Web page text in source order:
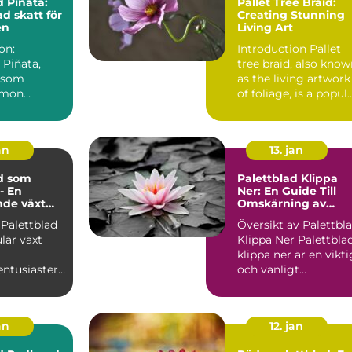
skatt för
en populär
Creating Stunning
Living Art
Introduction Pallet
tree braid, also
as the living artwork
of foliage, is a
som
En
växt
växt
Dess
13. jan
Palettblad Klippa
Ner: En Guide Till
Omskärning av
Växt
Översikt av
Klippa Ner Palettblad
klippa ner är en
och vanligt
trädg...
12. jan